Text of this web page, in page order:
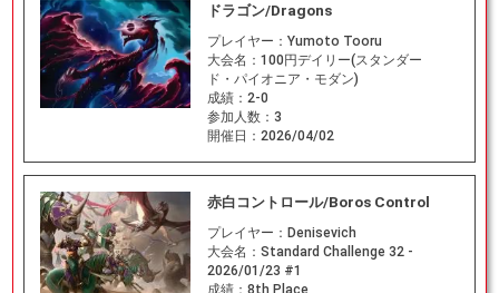
ドラゴン/Dragons
プレイヤー： Yumoto Tooru
大会名： 100円デイリー(スタンダー
ド・パイオニア・モダン)
成績： 2-0
参加人数： 3
開催日： 2026/04/02
赤白コントロール/Boros Control
プレイヤー： Denisevich
大会名： Standard Challenge 32 -
2026/01/23 #1